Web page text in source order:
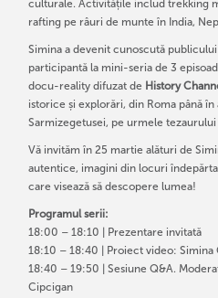
culturale. Activitățile includ trekking
rafting pe râuri de munte în India,
Simina a devenit cunoscută
participantă la mini-seria de 3
docu-reality difuzat de History
istorice și explorări, din Roma până
Sarmizegetusei, pe urmele
Vă invităm în 25 martie alături de
autentice, imagini din locuri
care visează să descopere lumea!
Programul serii:
18:00 – 18:10 | Prezentare invitată
18:10 – 18:40 | Proiect video: Simina
18:40 – 19:50 | Sesiune Q&A.
Cipcigan